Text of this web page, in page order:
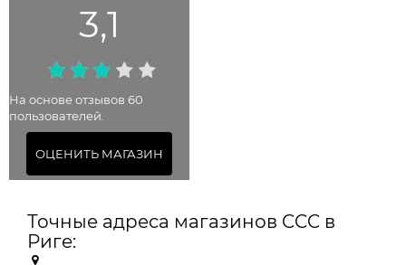
3,1
На основе отзывов 60
пользователей.
ОЦЕНИТЬ МАГАЗИН
Точные адреса магазинов CCC в
Риге: